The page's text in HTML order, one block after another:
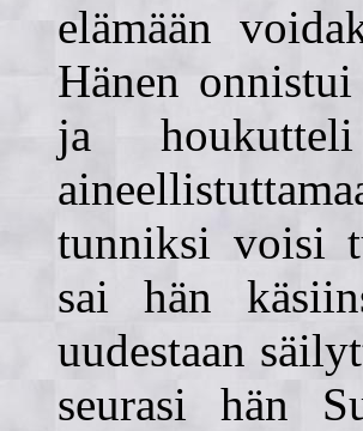
elämään
Hänen
ja
tunniksi voisi
sai hän
uudestaan
seurasi hän